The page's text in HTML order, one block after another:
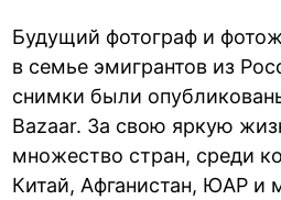
Будущий фотограф и
в семье эмигрантов из
снимки были
Bazaar. За свою яркую
множество стран, среди
Китай, Афганистан, ЮАР и